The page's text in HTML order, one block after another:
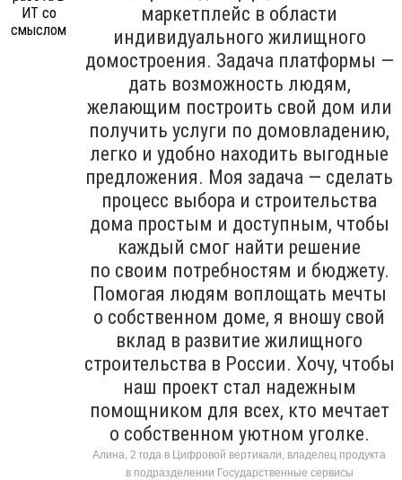
маркетплейс в области
индивидуального жилищного
домостроения. Задача платформы —
дать возможность людям,
желающим построить свой дом или
получить услуги по домовладению,
легко и удобно находить выгодные
предложения. Моя задача — сделать
процесс выбора и строительства
дома простым и доступным, чтобы
каждый смог найти решение
по своим потребностям и бюджету.
Помогая людям воплощать мечты
о собственном доме, я вношу свой
вклад в развитие жилищного
строительства в России. Хочу, чтобы
наш проект стал надежным
помощником для всех, кто мечтает
о собственном уютном уголке.
Алина, 2 года в Цифровой вертикали, владелец продукта
в подразделении Государственные сервисы